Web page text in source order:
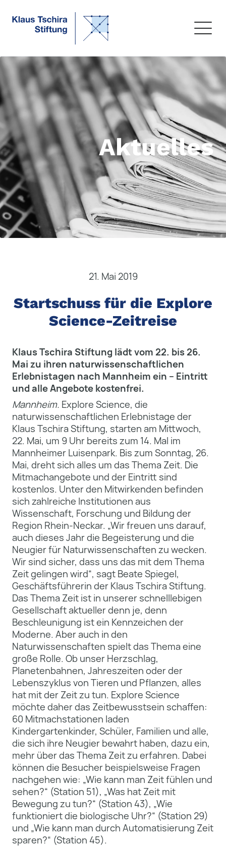
Aktuelles
21. Mai 2019
Startschuss für die Explore
Science-Zeitreise
Klaus Tschira Stiftung lädt vom 22. bis 26.
Mai zu ihren naturwissenschaftlichen
Erlebnistagen nach Mannheim ein – Eintritt
und alle Angebote kostenfrei.
Mannheim. Explore Science, die
naturwissenschaftlichen Erlebnistage der
Klaus Tschira Stiftung, starten am Mittwoch,
22. Mai, um 9 Uhr bereits zum 14. Mal im
Mannheimer Luisenpark. Bis zum Sonntag, 26.
Mai, dreht sich alles um das Thema Zeit. Die
Mitmachangebote und der Eintritt sind
kostenlos. Unter den Mitwirkenden befinden
sich zahlreiche Institutionen aus
Wissenschaft, Forschung und Bildung der
Region Rhein-Neckar. „Wir freuen uns darauf,
auch dieses Jahr die Begeisterung und die
Neugier für Naturwissenschaften zu wecken.
Wir sind sicher, dass uns das mit dem Thema
Zeit gelingen wird“, sagt Beate Spiegel,
Geschäftsführerin der Klaus Tschira Stiftung.
Das Thema Zeit ist in unserer schnelllebigen
Gesellschaft aktueller denn je, denn
Beschleunigung ist ein Kennzeichen der
Moderne. Aber auch in den
Naturwissenschaften spielt das Thema eine
große Rolle. Ob unser Herzschlag,
Planetenbahnen, Jahreszeiten oder der
Lebenszyklus von Tieren und Pflanzen, alles
hat mit der Zeit zu tun. Explore Science
möchte daher das Zeitbewusstsein schaffen:
60 Mitmachstationen laden
Kindergartenkinder, Schüler, Familien und alle,
die sich ihre Neugier bewahrt haben, dazu ein,
mehr über das Thema Zeit zu erfahren. Dabei
können die Besucher beispielsweise Fragen
nachgehen wie: „Wie kann man Zeit fühlen und
sehen?“ (Station 51), „Was hat Zeit mit
Bewegung zu tun?“ (Station 43), „Wie
funktioniert die biologische Uhr?“ (Station 29)
und „Wie kann man durch Automatisierung Zeit
sparen?“ (Station 45).